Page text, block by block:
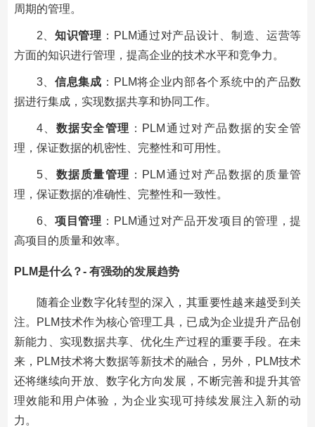
周期的管理。
2、知识管理 ：PLM通过对产品设计、制造、运营等
方面的知识进行管理，提高企业的技术水平和竞争力。
3、信息集成 ：PLM将企业内部各个系统中的产品数
据进行集成，实现数据共享和协同工作。
4、 数据安全管理 ：PLM通过对产品数据的安全管
理，保证数据的机密性、完整性和可用性。
5、 数据质量管理 ：PLM通过对产品数据的质量管
理，保证数据的准确性、完整性和一致性。
6、项目管理 ：PLM通过对产品开发项目的管理，提
高项目的质量和效率。
PLM是什么？- 有强劲的发展趋势
随着企业数字化转型的深入，其重要性越来越受到关
注。PLM技术作为核心管理工具，已成为企业提升产品创
新能力、实现数据共享、优化生产过程的重要手段。在未
来，PLM技术将大数据等新技术的融合，另外，PLM技术
还将继续向开放、数字化方向发展，不断完善和提升其管
理效能和用户体验，为企业实现可持续发展注入新的动
力。